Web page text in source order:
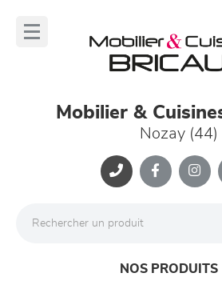
Mobilier &
Nozay (44)
NOS PRODUITS